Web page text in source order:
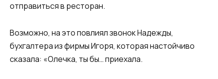
отправиться в ресторан.
Возможно, на это повлиял звонок Надежды,
бухгалтера из фирмы Игоря, которая настойчиво
сказала: «Олечка, ты бы… приехала.